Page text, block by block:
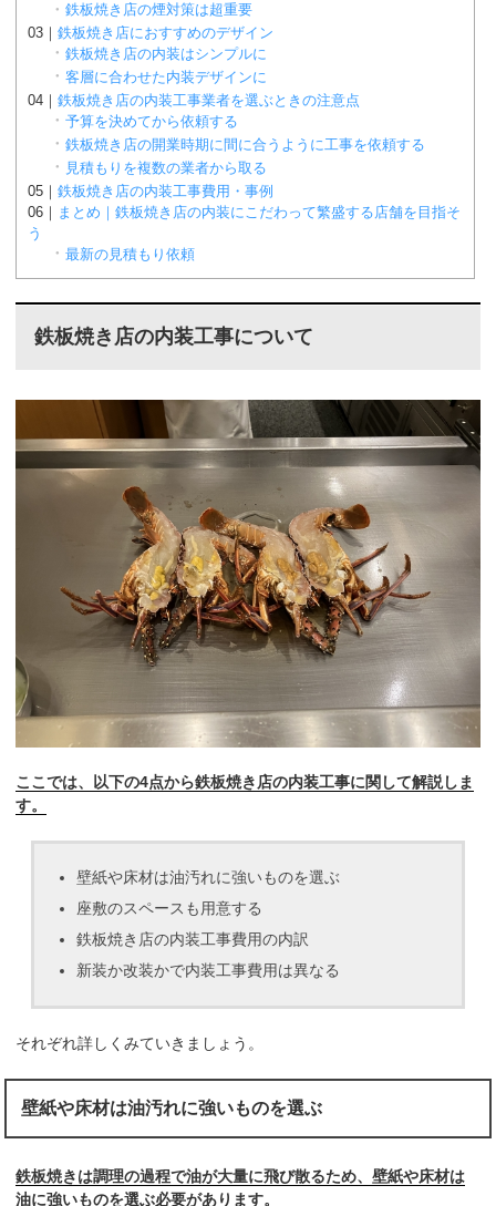
鉄板焼き店の煙対策は超重要
鉄板焼き店におすすめのデザイン
鉄板焼き店の内装はシンプルに
客層に合わせた内装デザインに
鉄板焼き店の内装工事業者を選ぶときの注意点
予算を決めてから依頼する
鉄板焼き店の開業時期に間に合うように工事を依頼する
見積もりを複数の業者から取る
鉄板焼き店の内装工事費用・事例
まとめ｜鉄板焼き店の内装にこだわって繁盛する店舗を目指そ
う
最新の見積もり依頼
鉄板焼き店の内装工事について
ここでは、以下の4点から鉄板焼き店の内装工事に関して解説しま
す。
壁紙や床材は油汚れに強いものを選ぶ
座敷のスペースも用意する
鉄板焼き店の内装工事費用の内訳
新装か改装かで内装工事費用は異なる
それぞれ詳しくみていきましょう。
壁紙や床材は油汚れに強いものを選ぶ
鉄板焼きは調理の過程で油が大量に飛び散るため、壁紙や床材は
油に強いものを選ぶ必要があります。